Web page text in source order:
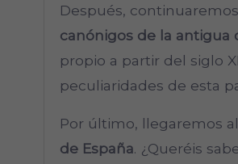
Después,
canónigos de la antigua
propio a partir del siglo
peculiaridades de esta
Por último, llegaremos al
de España. ¿Queréis